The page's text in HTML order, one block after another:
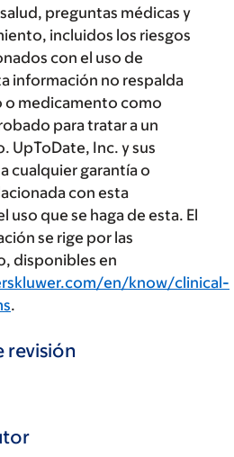
preguntas médicas y
incluidos los riesgos
con el uso de
información no respalda
medicamento como
para tratar a un
UpToDate, Inc. y sus
cualquier garantía o
con esta
uso que se haga de esta. El
se rige por las
disponibles en
en/know/clinical-
.
revisión